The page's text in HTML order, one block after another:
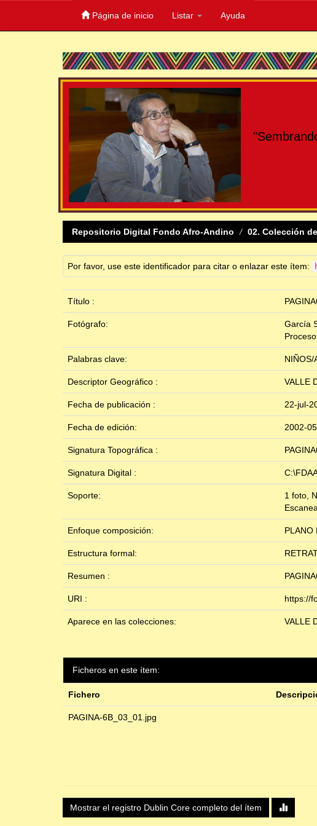
Página de inicio Listar Ayuda
Repositorio Digital Fondo Afro-Andino 02. Colección
Por favor, use este identificador para citar o enlazar este ítem:
Título :
Fotógrafo:
García
Palabras clave: NIÑOS/
Descriptor Geográfico : VALLE
Fecha de publicación : 22-jul-
Fecha de edición: 2002-
Signatura Topográfica :
Signatura Digital :
Soporte:
1 foto,
Enfoque composición: PLANO
Estructura formal:
Resumen :
URI : https://
Aparece en las colecciones: VALLE
Ficheros en este ítem:
Fichero
PAGINA-6B_03_01.jpg
Mostrar el registro Dublin Core completo del ítem